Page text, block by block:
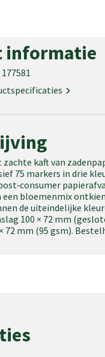
informatie
177581
kaft van
75 markers in drie
bloemenmix
de uiteindelijke
100 × 72 mm
72 mm (95 gsm).